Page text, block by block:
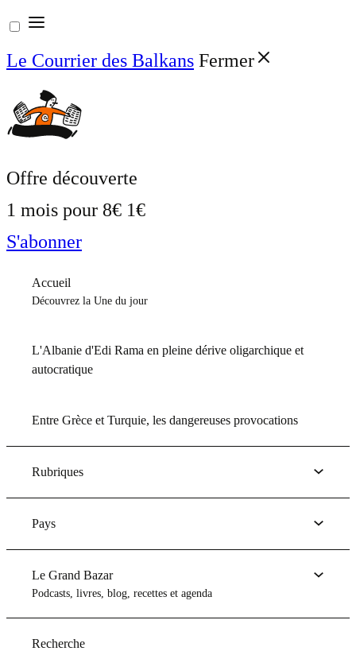
Aller
au
contenu
Le Courrier des Balkans Fermer
Offre découverte
1 mois pour 8€ 1€
S'abonner
Accueil
Découvrez la Une du jour
L'Albanie d'Edi Rama en pleine dérive oligarchique et
autocratique
Entre Grèce et Turquie, les dangereuses provocations
Rubriques
Pays
Le Grand Bazar
Podcasts, livres, blog, recettes et agenda
Recherche